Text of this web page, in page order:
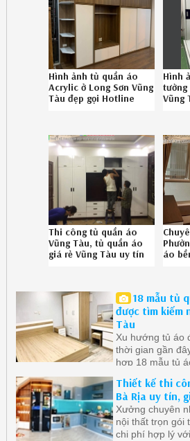
Hình ảnh tủ quần áo
Acrylic ở Long Sơn Vũng
Tàu đẹp gọi Hotline
Hình
tường
Vũng
Thi công tủ quần áo
Vũng Tàu, tủ quần áo
giá rẻ Vũng Tàu uy tín
áo
18 mẫu tủ
được tìm kiếm
Tàu
Xu hướng tủ áo
thời gian gần
hợp 18 mẫu tủ
Thiết kế thi
Bà Rịa uy tín,
Xưởng chuyên
nội thất trọn gói
chi phí hợp lý